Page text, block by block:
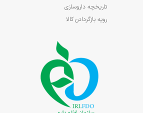
تاریخچه داروسازی
رویه بازگردادن کالا